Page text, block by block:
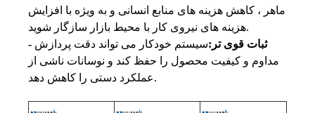
ماهر ، کاهش هزینه های منابع انسانی و به ویژه با افزایش
هزینه های نیروی کار با محیط بازار سازگار شوید.
- ثبات قوی تر:سیستم خودکار می تواند دقت پردازش
مداوم و کیفیت محصول را حفظ کند و نوسانات ناشی از
عملکرد دستی را کاهش دهد.